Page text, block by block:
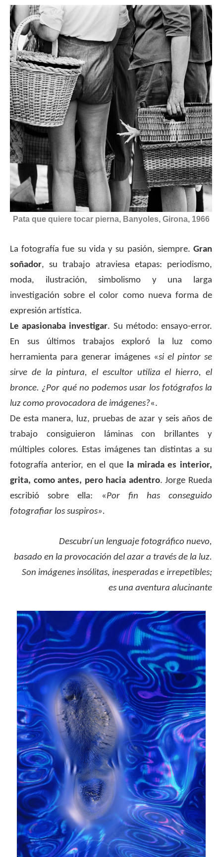
Pata que quiere tocar pierna, Banyoles, Girona, 1966
La fotografía fue su vida y su pasión, siempre. Gran
soñador, su trabajo atraviesa etapas: periodismo,
moda, ilustración, simbolismo y una larga
investigación sobre el color como nueva forma de
expresión artística.
Le apasionaba investigar. Su método: ensayo-error.
En sus últimos trabajos exploró la luz como
herramienta para generar imágenes «si el pintor se
sirve de la pintura, el escultor utiliza el hierro, el
bronce. ¿Por qué no podemos usar los fotógrafos la
luz como provocadora de imágenes?«.
De esta manera, luz, pruebas de azar y seis años de
trabajo consiguieron láminas con brillantes y
múltiples colores. Estas imágenes tan distintas a su
fotografía anterior, en el que la mirada es interior,
grita, como antes, pero hacia adentro. Jorge Rueda
escribió sobre ella: «Por fin has conseguido
fotografiar los suspiros».
Descubrí un lenguaje fotográfico nuevo,
basado en la provocación del azar a través de la luz.
Son imágenes insólitas, inesperadas e irrepetibles;
es una aventura alucinante